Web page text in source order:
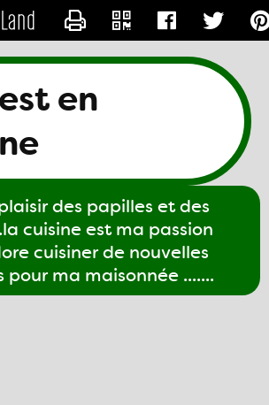
en
des papilles et des
cuisine est ma passion
cuisiner de nouvelles
pour ma maisonnée .......
CONTACTER GIGI61